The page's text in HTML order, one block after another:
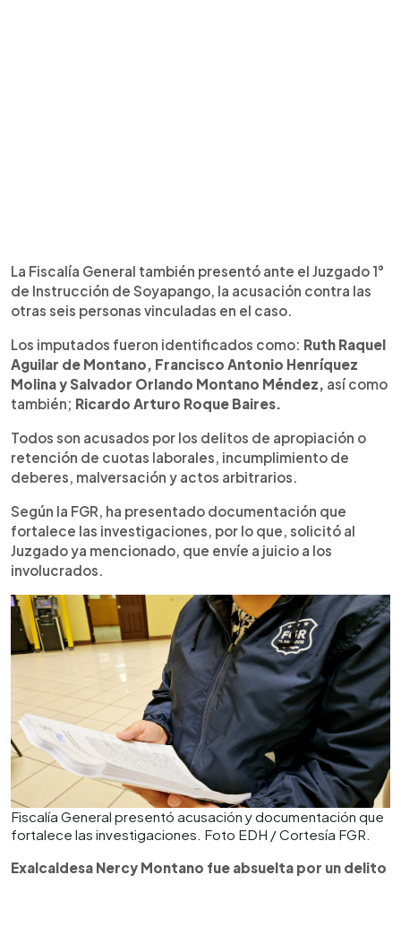
La Fiscalía General también presentó ante el Juzgado 1°
de Instrucción de Soyapango, la acusación contra las
otras seis personas vinculadas en el caso.
Los imputados fueron identificados como: Ruth Raquel
Aguilar de Montano, Francisco Antonio Henríquez
Molina y Salvador Orlando Montano Méndez, así como
también; Ricardo Arturo Roque Baires.
Todos son acusados por los delitos de apropiación o
retención de cuotas laborales, incumplimiento de
deberes, malversación y actos arbitrarios.
Según la FGR, ha presentado documentación que
fortalece las investigaciones, por lo que, solicitó al
Juzgado ya mencionado, que envíe a juicio a los
involucrados.
Fiscalía General presentó acusación y documentación que
fortalece las investigaciones. Foto EDH / Cortesía FGR.
Exalcaldesa Nercy Montano fue absuelta por un delito